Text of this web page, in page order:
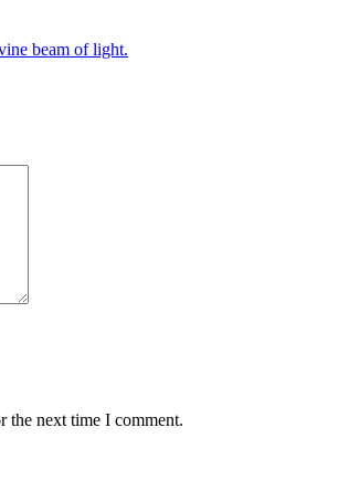
the next time I comment.